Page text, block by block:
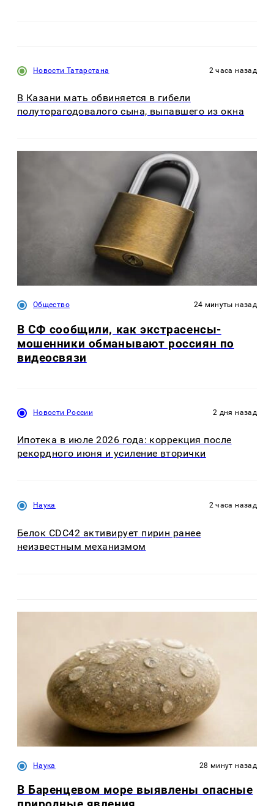
Новости Татарстана 2 часа назад
В Казани мать обвиняется в гибели
полуторагодовалого сына, выпавшего из окна
Общество 24 минуты назад
В СФ сообщили, как экстрасенсы-
мошенники обманывают россиян по
видеосвязи
Новости России 2 дня назад
Ипотека в июле 2026 года: коррекция после
рекордного июня и усиление вторички
Наука 2 часа назад
Белок CDC42 активирует пирин ранее
неизвестным механизмом
Наука 28 минут назад
В Баренцевом море выявлены опасные